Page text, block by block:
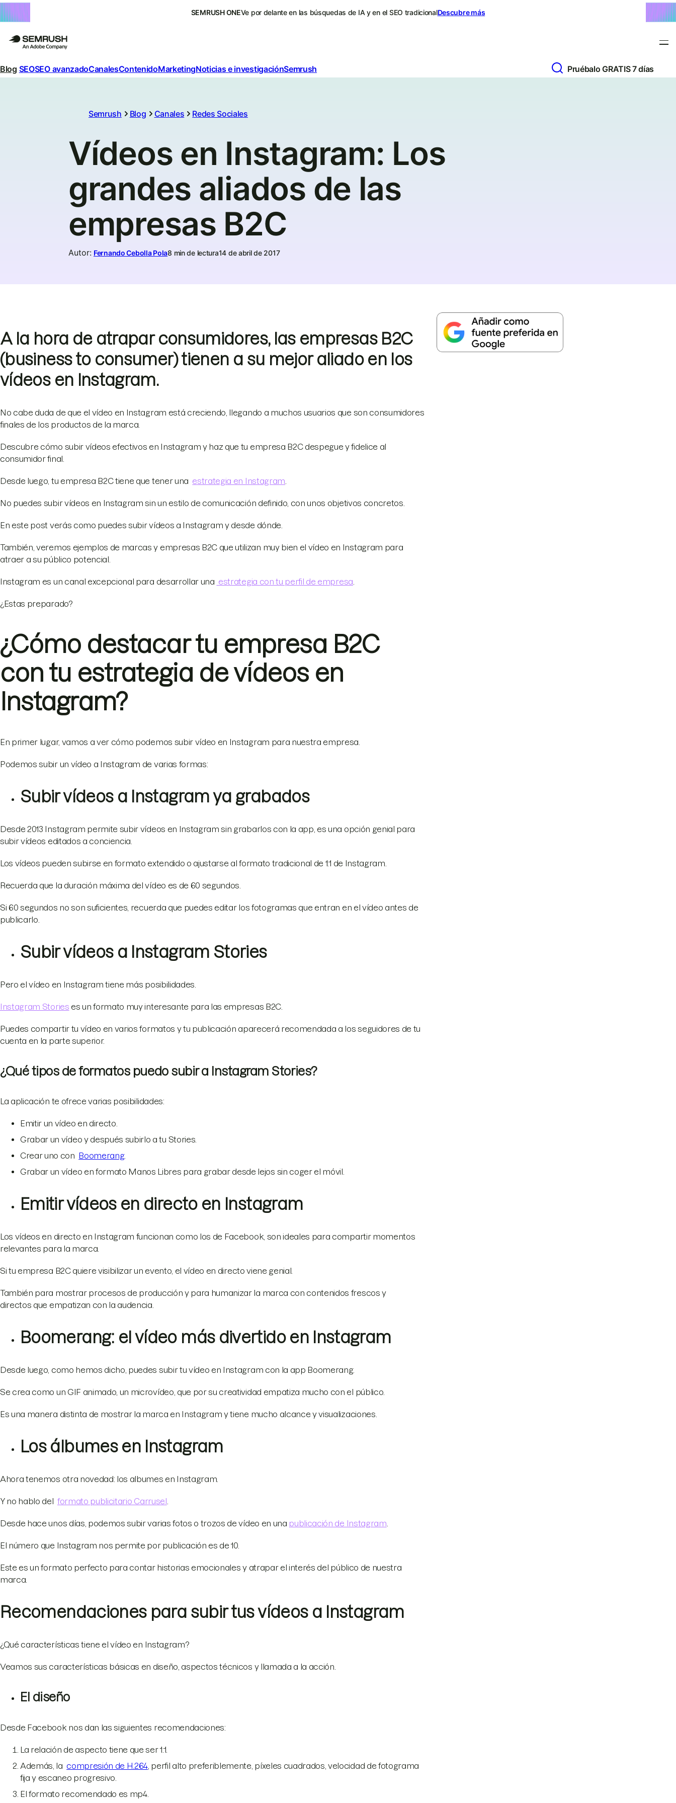
SEMRUSH ONEVe por delante en las búsquedas de IA y en el SEO tradicionalDescubre más
Blog SEOSEO avanzadoCanalesContenidoMarketingNoticias e investigaciónSemrush Pruébalo GRATIS 7 días
Semrush Blog Canales Redes Sociales
Vídeos en Instagram: Los
grandes aliados de las
empresas B2C
Autor: Fernando Cebolla Pola8 min de lectura14 de abril de 2017
A la hora de atrapar consumidores, las empresas B2C
(business to consumer) tienen a su mejor aliado en los
vídeos en Instagram.
No cabe duda de que el vídeo en Instagram está creciendo, llegando a muchos usuarios que son consumidores
finales de los productos de la marca.
Descubre cómo subir vídeos efectivos en Instagram y haz que tu empresa B2C despegue y fidelice al
consumidor final.
Desde luego, tu empresa B2C tiene que tener una estrategia en Instagram
No puedes subir vídeos en Instagram sin un estilo de comunicación definido, con unos objetivos concretos.
En este post verás como puedes subir vídeos a Instagram y desde dónde.
También, veremos ejemplos de marcas y empresas B2C que utilizan muy bien el vídeo en Instagram para
atraer a su público potencial.
Instagram es un canal excepcional para desarrollar una estrategia con tu perfil de empresa
¿Estas preparado?
¿Cómo destacar tu empresa B2C
con tu estrategia de vídeos en
Instagram?
En primer lugar, vamos a ver cómo podemos subir vídeo en Instagram para nuestra empresa.
Podemos subir un vídeo a Instagram de varias formas:
Subir vídeos a Instagram ya grabados
Desde 2013 Instagram permite subir vídeos en Instagram sin grabarlos con la app, es una opción genial para
subir vídeos editados a conciencia.
Los vídeos pueden subirse en formato extendido o ajustarse al formato tradicional de 1:1 de Instagram.
Recuerda que la duración máxima del vídeo es de 60 segundos.
Si 60 segundos no son suficientes, recuerda que puedes editar los fotogramas que entran en el vídeo antes de
publicarlo.
Subir vídeos a Instagram Stories
Pero el vídeo en Instagram tiene más posibilidades.
Instagram Stories es un formato muy interesante para las empresas B2C.
Puedes compartir tu vídeo en varios formatos y tu publicación aparecerá recomendada a los seguidores de tu
cuenta en la parte superior.
¿Qué tipos de formatos puedo subir a Instagram Stories?
La aplicación te ofrece varias posibilidades:
Emitir un vídeo en directo.
Grabar un vídeo y después subirlo a tu Stories.
Crear uno con
Boomerang.
Grabar un vídeo en formato Manos Libres para grabar desde lejos sin coger el móvil.
Emitir vídeos en directo en Instagram
Los vídeos en directo en Instagram funcionan como los de Facebook, son ideales para compartir momentos
relevantes para la marca.
Si tu empresa B2C quiere visibilizar un evento, el vídeo en directo viene genial.
También para mostrar procesos de producción y para humanizar la marca con contenidos frescos y
directos que empatizan con la audencia.
Boomerang: el vídeo más divertido en Instagram
Desde luego, como hemos dicho, puedes subir tu vídeo en Instagram con la app Boomerang.
Se crea como un GIF animado, un microvídeo, que por su creatividad empatiza mucho con el público.
Es una manera distinta de mostrar la marca en Instagram y tiene mucho alcance y visualizaciones.
Los álbumes en Instagram
Ahora tenemos otra novedad: los albumes en Instagram.
Y no hablo del formato publicitario Carrusel
Desde hace unos días, podemos subir varias fotos o trozos de vídeo en una publicación de Instagram
El número que Instagram nos permite por publicación es de 10.
Este es un formato perfecto para contar historias emocionales y atrapar el interés del público de nuestra
marca.
Recomendaciones para subir tus vídeos a Instagram
¿Qué características tiene el vídeo en Instagram?
Veamos sus características básicas en diseño, aspectos técnicos y llamada a la acción.
El diseño
Desde Facebook nos dan las siguientes recomendaciones:
La relación de aspecto tiene que ser 1:1.
Además, lacompresión de H.264 , perfil alto preferiblemente, píxeles cuadrados, velocidad de fotograma
fija y escaneo progresivo.
El formato recomendado es mp4.